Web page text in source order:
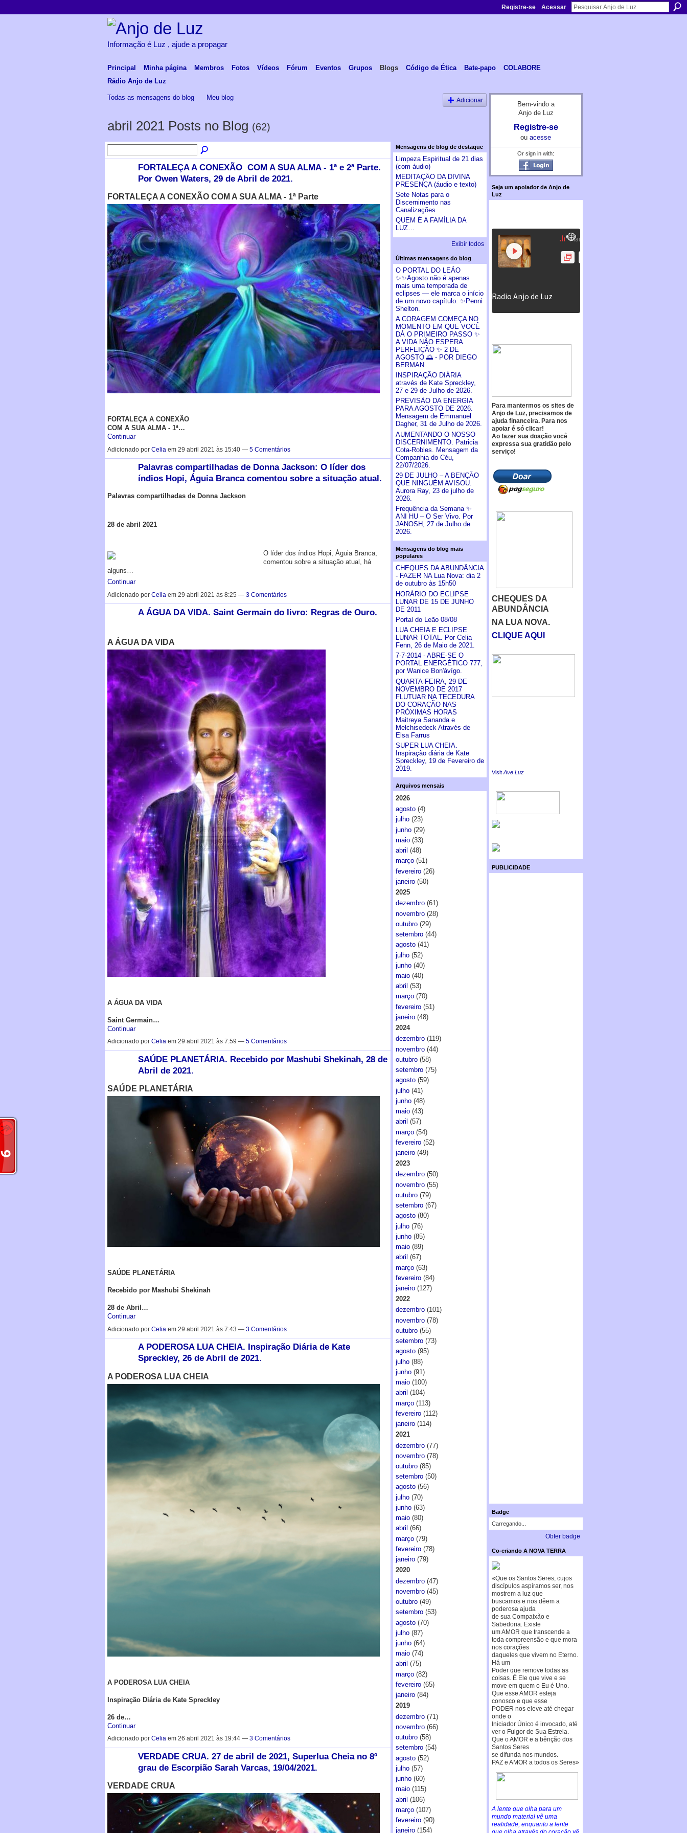
Registre-se Acessar
Informação é Luz , ajude a propagar
Principal Minha página Membros Fotos Vídeos Fórum Eventos Grupos Blogs Código de Ética Bate-papo
COLABORE
Rádio Anjo de Luz
Todas as mensagens do blog Meu blog Adicionar
abril 2021 Posts no Blog (62)
FORTALEÇA A CONEXÃO COM A SUA ALMA - 1ª e 2ª Parte.
Por Owen Waters, 29 de Abril de 2021.
FORTALEÇA A CONEXÃO COM A SUA ALMA - 1ª Parte
FORTALEÇA A CONEXÃO
COM A SUA ALMA - 1ª…
Continuar
Adicionado por Celia em 29 abril 2021 às 15:40 — 5 Comentários
Palavras compartilhadas de Donna Jackson: O líder dos
índios Hopi, Águia Branca comentou sobre a situação atual.
Palavras compartilhadas de Donna Jackson
28 de abril 2021
O líder dos índios Hopi, Águia Branca,
comentou sobre a situação atual, há
alguns…
Continuar
Adicionado por Celia em 29 abril 2021 às 8:25 — 3 Comentários
A ÁGUA DA VIDA. Saint Germain do livro: Regras de Ouro.
A ÁGUA DA VIDA
A ÁGUA DA VIDA
Saint Germain…
Continuar
Adicionado por Celia em 29 abril 2021 às 7:59 — 5 Comentários
SAÚDE PLANETÁRIA. Recebido por Mashubi Shekinah, 28 de
Abril de 2021.
SAÚDE PLANETÁRIA
SAÚDE PLANETÁRIA
Recebido por Mashubi Shekinah
28 de Abril…
Continuar
Adicionado por Celia em 29 abril 2021 às 7:43 — 3 Comentários
A PODEROSA LUA CHEIA. Inspiração Diária de Kate
Spreckley, 26 de Abril de 2021.
A PODEROSA LUA CHEIA
A PODEROSA LUA CHEIA
Inspiração Diária de Kate Spreckley
26 de…
Continuar
Adicionado por Celia em 26 abril 2021 às 19:44 — 3 Comentários
VERDADE CRUA. 27 de abril de 2021, Superlua Cheia no 8º
grau de Escorpião Sarah Varcas, 19/04/2021.
VERDADE CRUA
Mensagens de blog de destaque
Limpeza Espiritual de 21 dias
(com áudio)
MEDITAÇÃO DA DIVINA
PRESENÇA (áudio e texto)
Sete Notas para o
Discernimento nas
Canalizações
QUEM É A FAMÍLIA DA
LUZ…
Exibir todos
Últimas mensagens do blog
O PORTAL DO LEÃO
✨✨Agosto não é apenas
mais uma temporada de
eclipses — ele marca o início
de um novo capítulo. ✨Penni
Shelton‎.
A CORAGEM COMEÇA NO
MOMENTO EM QUE VOCÊ
DÁ O PRIMEIRO PASSO ✨
A VIDA NÃO ESPERA
PERFEIÇÃO ✨ 2 DE
AGOSTO 🌅 - POR DIEGO
BERMAN
INSPIRAÇÃO DIÁRIA
através de Kate Spreckley,
27 e 29 de Julho de 2026.
PREVISÃO DA ENERGIA
PARA AGOSTO DE 2026.
Mensagem de Emmanuel
Dagher, 31 de Julho de 2026.
AUMENTANDO O NOSSO
DISCERNIMENTO. Patricia
Cota-Robles. Mensagem da
Companhia do Céu,
22/07/2026.
29 DE JULHO – A BENÇÃO
QUE NINGUÉM AVISOU.
Aurora Ray, 23 de julho de
2026.
Frequência da Semana ✨
ANI HU – O Ser Vivo. Por
JANOSH, 27 de Julho de
2026.
Mensagens do blog mais
populares
CHEQUES DA ABUNDÂNCIA
- FAZER NA Lua Nova: dia 2
de outubro às 15h50
HORÁRIO DO ECLIPSE
LUNAR DE 15 DE JUNHO
DE 2011
Portal do Leão 08/08
LUA CHEIA E ECLIPSE
LUNAR TOTAL. Por Celia
Fenn, 26 de Maio de 2021.
7-7-2014 - ABRE-SE O
PORTAL ENERGÉTICO 777,
por Wanice Bon'ávígo.
QUARTA-FEIRA, 29 DE
NOVEMBRO DE 2017
FLUTUAR NA TECEDURA
DO CORAÇÃO NAS
PRÓXIMAS HORAS
Maitreya Sananda e
Melchisedeck Através de
Elsa Farrus
SUPER LUA CHEIA.
Inspiração diária de Kate
Spreckley, 19 de Fevereiro de
2019.
Arquivos mensais
2026
agosto(4)
julho(23)
junho(29)
maio(33)
abril (48)
março(51)
fevereiro(26)
janeiro(50)
2025
dezembro(61)
novembro(28)
outubro(29)
setembro(44)
agosto(41)
julho(52)
junho(40)
maio(40)
abril (53)
março(70)
fevereiro(51)
janeiro(48)
2024
dezembro(119)
novembro(44)
outubro(58)
setembro(75)
agosto(59)
julho(41)
junho(48)
maio(43)
abril (57)
março(54)
fevereiro(52)
janeiro(49)
2023
dezembro(50)
novembro(55)
outubro(79)
setembro(67)
agosto(80)
julho(76)
junho(85)
maio(89)
abril (67)
março(63)
fevereiro(84)
janeiro(127)
2022
dezembro(101)
novembro(78)
outubro(55)
setembro(73)
agosto(95)
julho(88)
junho(91)
maio(100)
abril (104)
março(113)
fevereiro(112)
janeiro(114)
2021
dezembro(77)
novembro(78)
outubro(85)
setembro(50)
agosto(56)
julho(70)
junho(63)
maio(80)
abril (66)
março(79)
fevereiro(78)
janeiro(79)
2020
dezembro(47)
novembro(45)
outubro(49)
setembro(53)
agosto(70)
julho(87)
junho(64)
maio(74)
abril (75)
março(82)
fevereiro(65)
janeiro(84)
2019
dezembro(71)
novembro(66)
outubro(58)
setembro(54)
agosto(52)
julho(57)
junho(60)
maio(115)
abril (106)
março(107)
fevereiro(90)
janeiro(154)
Bem-vindo a
Anjo de Luz
Registre-se
ou acesse
Or sign in with:
Seja um apoiador de Anjo de
Luz
Para mantermos os sites de
Anjo de Luz, precisamos de
ajuda financeira. Para nos
apoiar é só clicar!
Ao fazer sua doação você
expressa sua gratidão pelo
serviço!
CHEQUES DA
ABUNDÂNCIA
NA LUA NOVA.
CLIQUE AQUI
Visit Ave Luz
PUBLICIDADE
Badge
Carregando...
Obter badge
Co-criando A NOVA TERRA
«Que os Santos Seres, cujos
discípulos aspiramos ser, nos
mostrem a luz que
buscamos e nos dêem a
poderosa ajuda
de sua Compaixão e
Sabedoria. Existe
um AMOR que transcende a
toda compreensão e que mora
nos corações
daqueles que vivem no Eterno.
Há um
Poder que remove todas as
coisas. É Ele que vive e se
move em quem o Eu é Uno.
Que esse AMOR esteja
conosco e que esse
PODER nos eleve até chegar
onde o
Iniciador Único é invocado, até
ver o Fulgor de Sua Estrela.
Que o AMOR e a bênção dos
Santos Seres
se difunda nos mundos.
PAZ e AMOR a todos os Seres»
A lente que olha para um
mundo material vê uma
realidade, enquanto a lente